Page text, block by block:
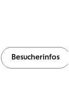
Besucherinfos